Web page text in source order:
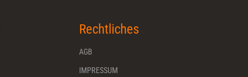
Rechtliches
AGB
IMPRESSUM